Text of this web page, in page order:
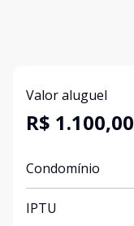
Valor aluguel
R$ 1.100,00
Condomínio
IPTU